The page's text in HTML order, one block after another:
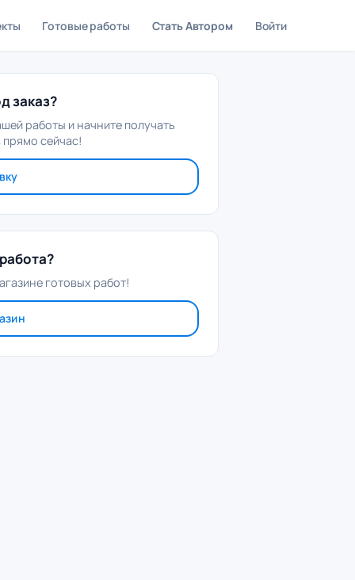
Готовые работы Стать Автором Войти
заказ?
работы и начните получать
сейчас!
готовых работ!